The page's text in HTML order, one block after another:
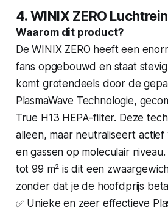
4. WINIX ZERO
Waarom dit product?
De WINIX ZERO heeft een
fans opgebouwd en staat
komt grotendeels door de
PlasmaWave Technologie,
True H13 HEPA-filter. Deze
alleen, maar neutraliseert
en gassen op moleculair
tot 99 m² is dit een
zonder dat je de hoofdprijs
✅ Unieke en zeer effectieve